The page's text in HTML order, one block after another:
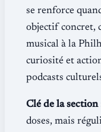
se renforce
objectif concret,
musical à la
curiosité et
podcasts
Clé de la section
doses, mais